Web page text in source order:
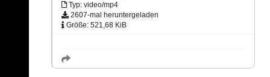
Typ: video/mp4
2607-mal heruntergeladen
Größe: 521,68 KiB